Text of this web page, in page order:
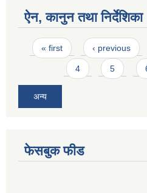
ऐन, कानुन तथा निर्देशिका
Pages
« first ‹ previous
4 5
अन्य
फेसबुक फीड